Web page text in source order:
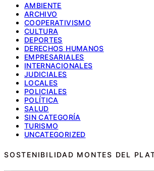
AMBIENTE
ARCHIVO
COOPERATIVISMO
CULTURA
DEPORTES
DERECHOS HUMANOS
EMPRESARIALES
INTERNACIONALES
JUDICIALES
LOCALES
POLICIALES
POLÍTICA
SALUD
SIN CATEGORÍA
TURISMO
UNCATEGORIZED
SOSTENIBILIDAD MONTES DEL